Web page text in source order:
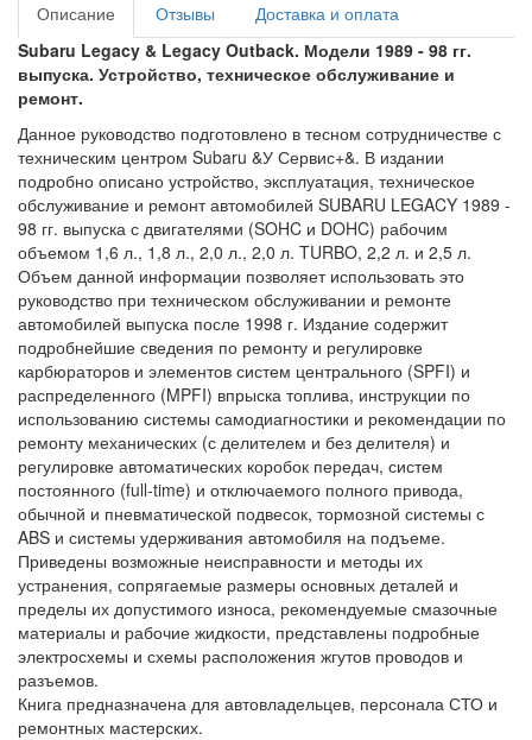
Описание Отзывы
Доставка и оплата
Subaru Legacy & Legacy Outback. Модели 1989 - 98 гг.
выпуска. Устройство, техническое обслуживание и
ремонт.
Данное руководство подготовлено в тесном сотрудничестве с
техническим центром Subaru &У Сервис+&. В издании
подробно описано устройство, эксплуатация, техническое
обслуживание и ремонт автомобилей SUBARU LEGACY 1989 -
98 гг. выпуска с двигателями (SOHC и DOHC) рабочим
объемом 1,6 л., 1,8 л., 2,0 л., 2,0 л. TURBO, 2,2 л. и 2,5 л.
Объем данной информации позволяет использовать это
руководство при техническом обслуживании и ремонте
автомобилей выпуска после 1998 г. Издание содержит
подробнейшие сведения по ремонту и регулировке
карбюраторов и элементов систем центрального (SPFI) и
распределенного (MPFI) впрыска топлива, инструкции по
использованию системы самодиагностики и рекомендации по
ремонту механических (с делителем и без делителя) и
регулировке автоматических коробок передач, систем
постоянного (full-time) и отключаемого полного привода,
обычной и пневматической подвесок, тормозной системы с
ABS и системы удерживания автомобиля на подъеме.
Приведены возможные неисправности и методы их
устранения, сопрягаемые размеры основных деталей и
пределы их допустимого износа, рекомендуемые смазочные
материалы и рабочие жидкости, представлены подробные
электросхемы и схемы расположения жгутов проводов и
разъемов.
Книга предназначена для автовладельцев, персонала СТО и
ремонтных мастерских.